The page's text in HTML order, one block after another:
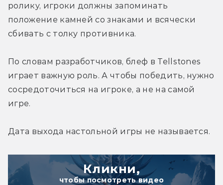
ролику, игроки должны запоминать
положение камней со знаками и всячески
сбивать с толку противника.
По словам разработчиков, блеф в Tellstones
играет важную роль. А чтобы победить, нужно
сосредоточиться на игроке, а не на самой
игре.
Дата выхода настольной игры не называется.
Кликни,
чтобы посмотреть видео